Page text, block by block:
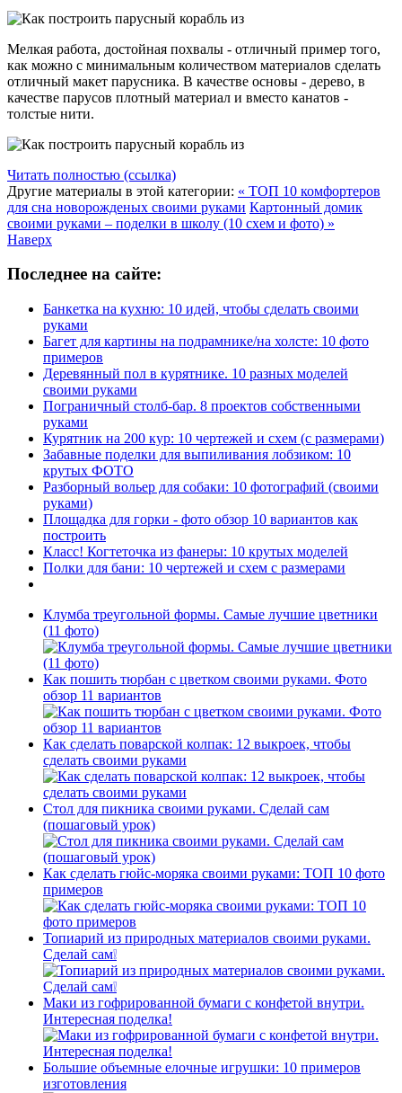
Мелкая работа, достойная похвалы - отличный пример того,
как можно с минимальным количеством материалов сделать
отличный макет парусника. В качестве основы - дерево, в
качестве парусов плотный материал и вместо канатов -
толстые нити.
Читать полностью (ссылка)
Другие материалы в этой категории: « ТОП 10 комфортеров
для сна новорожденых своими руками Картонный домик
своими руками – поделки в школу (10 схем и фото) »
Наверх
Последнее на сайте:
Банкетка на кухню: 10 идей, чтобы сделать своими
руками
Багет для картины на подрамнике/на холсте: 10 фото
примеров
Деревянный пол в курятнике. 10 разных моделей
своими руками
Пограничный столб-бар. 8 проектов собственными
руками
Курятник на 200 кур: 10 чертежей и схем (с размерами)
Забавные поделки для выпиливания лобзиком: 10
крутых ФОТО
Разборный вольер для собаки: 10 фотографий (своими
руками)
Площадка для горки - фото обзор 10 вариантов как
построить
Класс! Когтеточка из фанеры: 10 крутых моделей
Полки для бани: 10 чертежей и схем с размерами
Клумба треугольной формы. Самые лучшие цветники
(11 фото)
Как пошить тюрбан с цветком своими руками. Фото
обзор 11 вариантов
Как сделать поварской колпак: 12 выкроек, чтобы
сделать своими руками
Стол для пикника своими руками. Сделай сам
(пошаговый урок)
Как сделать гюйс-моряка своими руками: ТОП 10 фото
примеров
Топиарий из природных материалов своими руками.
Сделай сам❕
Маки из гофрированной бумаги с конфетой внутри.
Интересная поделка!
Большие объемные елочные игрушки: 10 примеров
изготовления